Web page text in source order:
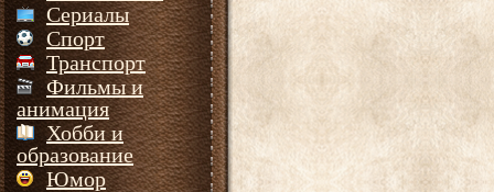
Сериалы
Спорт
Транспорт
Фильмы и
анимация
Хобби и
образование
Юмор